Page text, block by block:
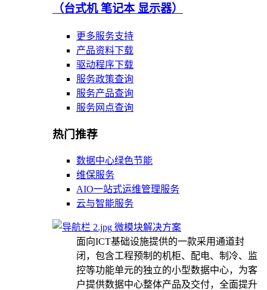
（台式机 笔记本 显示器）
更多服务支持
产品资料下载
驱动程序下载
服务政策查询
服务产品查询
服务网点查询
热门推荐
数据中心绿色节能
维保服务
AIO一站式运维管理服务
云与智能服务
微模块解决方案
面向ICT基础设施提供的一款采用通道封
闭，包含工程预制的机柜、配电、制冷、监
控等功能单元的独立的小型数据中心，为客
户提供数据中心整体产品及交付，全面提升